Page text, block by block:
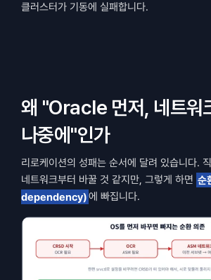
클러스터가 기동에 실패합니다.
왜 "Oracle 먼저, 네트워
나중에"인가
리로케이션의 성패는 순서에 달려 있습니다.
네트워크부터 바꿀 것 같지만, 그렇게 하면 순
dependency)에 빠집니다.